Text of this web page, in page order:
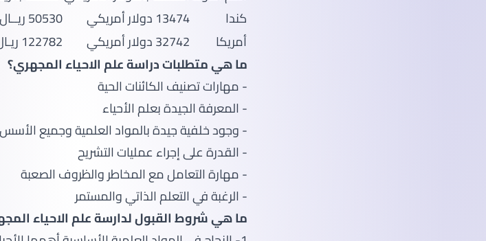
كندا
13474 دولار أمريكي
50530 ريــال سعودي
أمريكا
32742 دولار أمريكي
122782 ريـال سعودي
ما هي متطلبات دراسة علم الاحياء المجهري؟
- مهارات تصنيف الكائنات الحية
- المعرفة الجيدة بعلم الأحياء
- وجود خلفية جيدة بالمواد العلمية وجميع
- القدرة على إجراء عمليات التشريح
- مهارة التعامل مع المخاطر والظروف الصعبة
- الرغبة في التعلم الذاتي والمستمر
ما هي شروط القبول لدارسة علم الاحياء